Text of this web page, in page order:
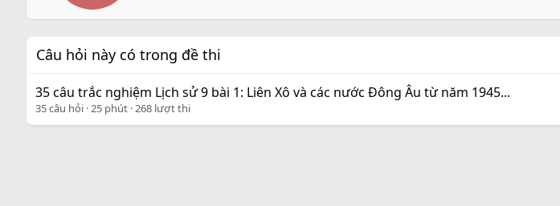
n
y
Câu hỏi này có trong đề thi
35 câu trắc nghiệm Lịch sử 9 bài 1: Liên Xô và các nước Đông Âu từ năm 1945...
35 câu hỏi 25 phút 268 lượt thi